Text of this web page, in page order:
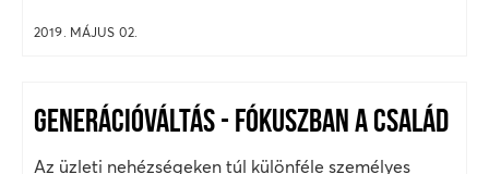
2019. MÁJUS 02.
GENERÁCIÓVÁLTÁS - FÓKUSZBAN A CSALÁD
Az üzleti nehézségeken túl különféle személyes